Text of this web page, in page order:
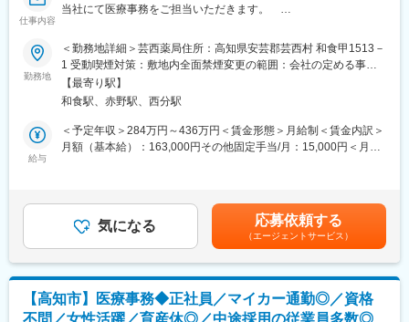
仕事内容
当社にて医療事務をご担当いただきます。
（雇用形態：正社員）
・仕事内容：調剤薬局での医療事務業務
・受付、電話応対
・パソコン入力
・レセプト作成
・薬剤師指導の下の調剤補助
・まれに薬の配達業務(社用車使用(軽自動車ＡＴ))がございま
■組織構成
5名体制となります。
■入社後の教育体制
勤務地
＜勤務地詳細＞芸西薬局住所：高知県安芸郡芸西村 和食甲1513－
1 受動喫煙対策：敷地内全面禁煙変更の範囲：会社の定める事業
所【最寄り駅】
和食駅、赤野駅、西分駅
給与
＜予定年収＞284万円～436万円＜賃金形態＞月給制＜賃金内訳＞
月額（基本給）：163,000円その他固定手当/月：15,000円＜月給
能性があります。月給(月額)は固定手当を含めた表記です。
気になる 応募依頼する
（エージェントサービス）
【高知市】医療事務◆正社員／マイカー通勤◎／資格
不問／女性活躍／育産休◎／中途採用の従業員多数◎